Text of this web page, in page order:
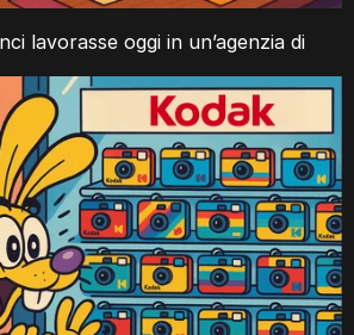
lavorasse oggi in un’agenzia di